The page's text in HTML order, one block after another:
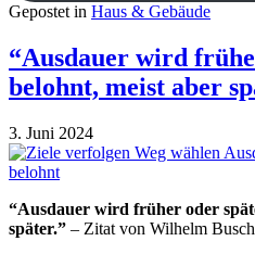
Gepostet in Haus & Gebäude
“Ausdauer wird
belohnt, meist aber
3. Juni 2024
“Ausdauer wird früher oder
später.” – Zitat von Wilhelm Busch